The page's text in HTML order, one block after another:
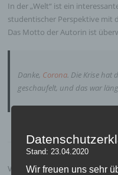
In der „Welt“ ist ein
studentischer Perspektive mit
Das Motto der Autorin ist
Danke, Corona. Die Krise hat
geschaufelt, und das war
VERÖFFENTLICHT IN
Stand: 23.04.2020
Wir freuen uns sehr